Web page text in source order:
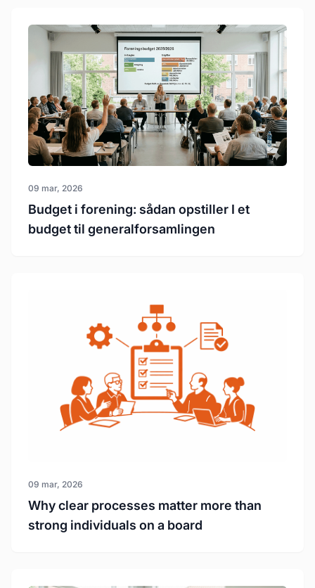
09 mar, 2026
Budget i forening: sådan opstiller I et
budget til generalforsamlingen
09 mar, 2026
Why clear processes matter more than
strong individuals on a board